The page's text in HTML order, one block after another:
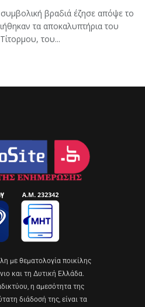
συμβολική βραδιά έζησε απόψε το
τα αποκαλυπτήρια του
του...
με θεματολογία ποικίλης
και τη Δυτική Ελλάδα.
η αμεσότητα της
διάδοσή της, είναι τα